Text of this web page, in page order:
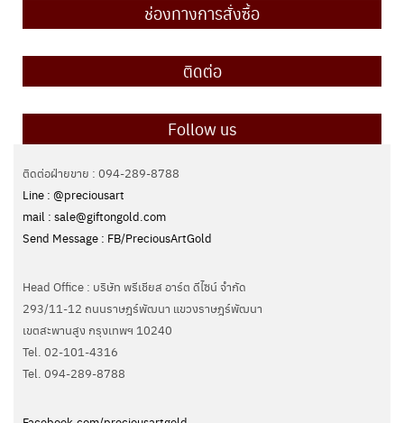
ช่องทางการสั่งซื้อ
ติดต่อ
Follow us
ติดต่อฝ่ายขาย : 094-289-8788
Line : @preciousart
mail : sale@giftongold.com
Send Message : FB/PreciousArtGold
Head Office : บริษัท พรีเชียส อาร์ต ดีไซน์ จำกัด
293/11-12 ถนนราษฎร์พัฒนา แขวงราษฎร์พัฒนา
เขตสะพานสูง กรุงเทพฯ 10240
Tel. 02-101-4316
Tel. ‭094-289-8788‬